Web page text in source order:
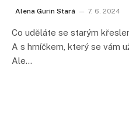
Alena Gurin Stará 7. 6. 2024
Co uděláte se starým
A s hrníčkem, který se vám
Ale…